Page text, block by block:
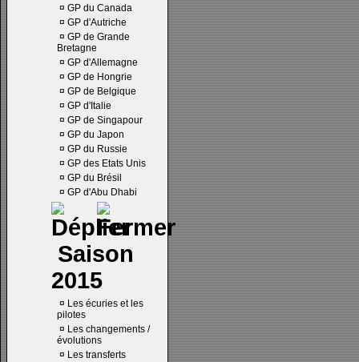
¤ GP du Canada
¤ GP d'Autriche
¤ GP de Grande
Bretagne
¤ GP d'Allemagne
¤ GP de Hongrie
¤ GP de Belgique
¤ GP d'Italie
¤ GP de Singapour
¤ GP du Japon
¤ GP du Russie
¤ GP des Etats Unis
¤ GP du Brésil
¤ GP d'Abu Dhabi
Saison
2015
¤ Les écuries et les
pilotes
¤ Les changements /
évolutions
¤ Les transferts